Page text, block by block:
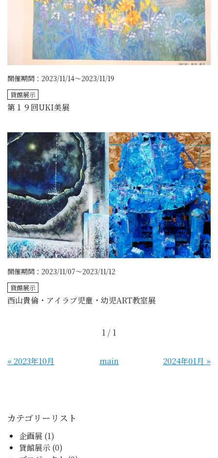
第１９回UKI美展
開催期間：2023/11/14～2023/11/19
貸館展示
西山貴倫・アイラブ児童・幼児ART教室展
開催期間：2023/11/07～2023/11/12
貸館展示
1 / 1
« 2023年10月 main 2024年01月 »
カテゴリーリスト
企画展 (1)
貸館展示 (0)